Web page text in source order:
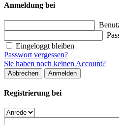
Anmeldung bei
Eingeloggt bleiben
Passwort vergessen?
Sie haben noch keinen Account?
Abbrechen Anmelden
Registrierung bei